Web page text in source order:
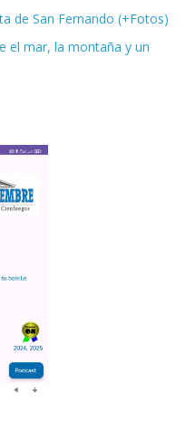
de San Fernando (+Fotos)
el mar, la montaña y un